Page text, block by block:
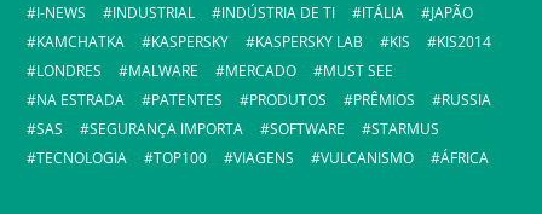
I-NEWS
INDUSTRIAL INDÚSTRIA DE TI ITÁLIA
JAPÃO
KAMCHATKA
KASPERSKY KASPERSKY LAB KIS
KIS2014
LONDRES
MALWARE MERCADO
MUST SEE
NA ESTRADA
PATENTES PRODUTOS PRÊMIOS
RUSSIA
SAS
SEGURANÇA IMPORTA SOFTWARE
STARMUS
TECNOLOGIA
TOP100 VIAGENS VULCANISMO ÁFRICA